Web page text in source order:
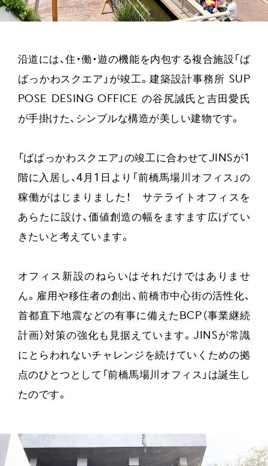
沿道には、住・働・遊の機能を内包する複合施設「ば
ばっかわスクエア」が竣工。建築設計事務所 SUP
POSE DESING OFFICE の谷尻誠氏と吉田愛氏
が手掛けた、シンプルな構造が美しい建物です。
「ばばっかわスクエア」の竣工に合わせてJINSが1
階に入居し、4月1日より「前橋馬場川オフィス」の
稼働がはじまりました！ サテライトオフィスを
あらたに設け、価値創造の幅をますます広げてい
きたいと考えています。
オフィス新設のねらいはそれだけではありませ
ん。雇用や移住者の創出、前橋市中心街の活性化、
首都直下地震などの有事に備えたBCP（事業継続
計画）対策の強化も見据えています。JINSが常識
にとらわれないチャレンジを続けていくための拠
点のひとつとして「前橋馬場川オフィス」は誕生し
たのです。